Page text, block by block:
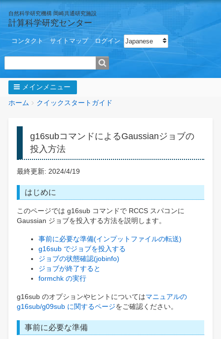
自然科学研究機構 岡崎共通研究施設
計算科学研究センター
ユ
ザ
ニ
ュ
ー
コンタクト サイトマップ ログイン Select your language
メインメニュー
パ
You
ホーム クイックスタートガイド
g16subコマンドによるGaussianジョブの
投入方法
最終更新: 2024/4/19
はじめに
このページでは g16sub コマンドで RCCS スパコンに
Gaussian ジョブを投入する方法を説明します。
事前に必要な準備(インプットファイルの転送)
g16sub でジョブを投入する
ジョブの状態確認(jobinfo)
ジョブが終了すると
formchk の実行
g16sub のオプションやヒントについてはマニュアルの
g16sub/g09sub に関するページをご確認ください。
事前に必要な準備